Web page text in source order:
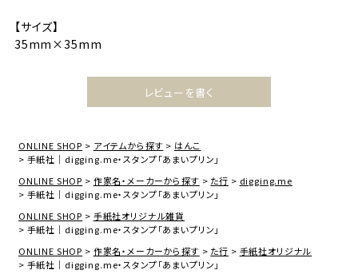
【サイズ】
35mm×35mm
レビューを書く
ONLINE SHOP アイテムから探す
はんこ
手紙社｜digging.me・スタンプ「あまいプリン」
ONLINE SHOP
作家名・メーカーから探す た行
digging.me
手紙社｜digging.me・スタンプ「あまいプリン」
ONLINE SHOP
手紙社オリジナル雑貨
手紙社｜digging.me・スタンプ「あまいプリン」
ONLINE SHOP
作家名・メーカーから探す た行
手紙社オリジナル
手紙社｜digging.me・スタンプ「あまいプリン」